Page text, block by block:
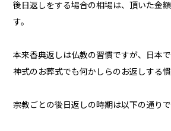
後日返しをする場合の相場は、頂いた金
す。
本来香典返しは仏教の習慣ですが、日本
神式のお葬式でも何かしらのお返しする慣
宗教ごとの後日返しの時期は以下の通りで